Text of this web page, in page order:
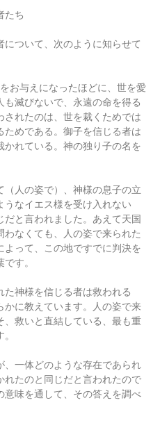
たち
ついて、次のように知らせて
お与えになったほどに、世を愛
滅びないで、永遠の命を得る
れたのは、世を裁くためでは
めである。御子を信じる者は
れている。神の独り子の名を
人の姿で）、神様の息子の立
なイエス様を受け入れない
と言われました。あえて天国
なくても、人の姿で来られた
って、この地ですでに判決を
す。
神様を信じる者は救われる
に教えています。人の姿で来
、救いと直結している、最も重
、一体どのような存在であられ
れたのと同じだと言われたので
意味を通して、その答えを調べ